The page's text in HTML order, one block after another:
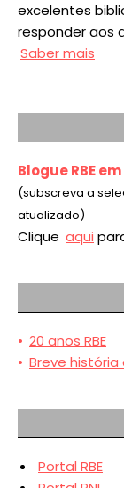
excelentes
responder aos
Saber mais
Blogue RBE
(subscreva a
atualizado)
Clique aqui
• 20 anos RBE
• Breve
Portal RBE